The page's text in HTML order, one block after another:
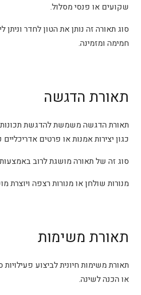
שקועים או פנסי מסלול.
סוג תאורה זה נותן את הטון לחדר וניתן
חמימה ומזמינה.
תאורת הדגשה
תאורת הדגשה משמשת להדגשת
כגון יצירות אמנות או פרטים
סוג זה של תאורה מושגת לרוב
מנורות שולחן או מנורות רצפה ויוצרת
תאורת משימות
תאורת משימות חיונית לביצוע פעילויות
או הכנה לשינה.